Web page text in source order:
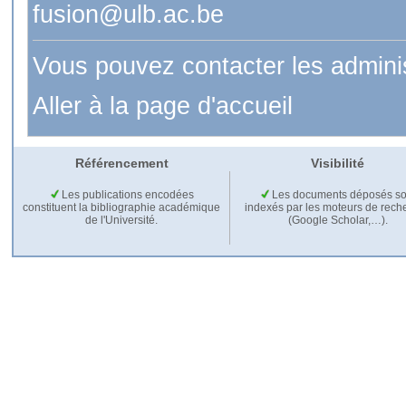
fusion@ulb.ac.be
Vous pouvez contacter les
Aller à la page d'accueil
Référencement Visibilité
Les publications encodées
constituent la bibliographie académique
de l'Université.
Les documents déposés
indexés par les moteurs de
(Google Scholar,…).